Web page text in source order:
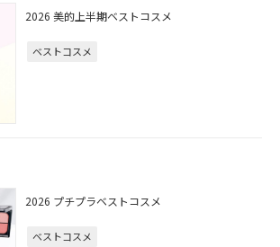
2026 美的上半期ベストコスメ
ベストコスメ
2026 プチプラベストコスメ
ベストコスメ